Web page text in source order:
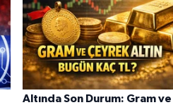
Altında Son Durum: Gram ve